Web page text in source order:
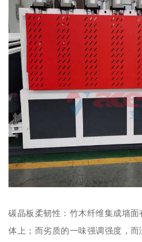
碳晶板柔韧性：竹木纤维集成墙
体上；而劣质的一味强调强度，而